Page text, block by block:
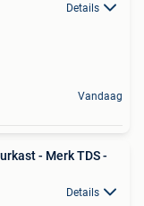
Details
Vandaag
- Merk TDS -
Details